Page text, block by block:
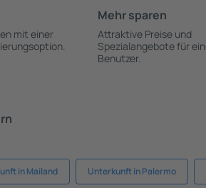
mit einer
Mehr sparen
Attraktive Preise und
Spezialangebote für
Benutzer.
in Mailand Unterkunft in Palermo